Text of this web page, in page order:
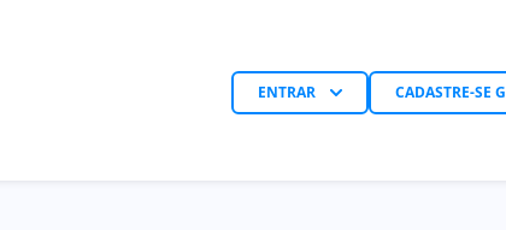
ENTRAR CADASTRE-SE